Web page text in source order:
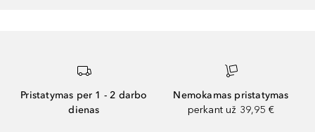
Pristatymas per 1 - 2 darbo
dienas
Nemokamas pristatymas
perkant už 39,95 €